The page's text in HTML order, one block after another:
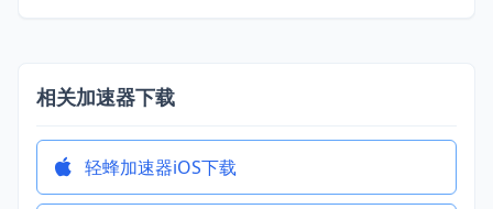
相关加速器下载
轻蜂加速器iOS下载